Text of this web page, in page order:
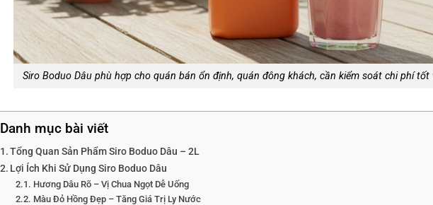
Siro Boduo Dâu phù hợp cho quán bán ổn định, quán đông khách, cần kiểm soát chi phí
Danh mục bài viết
Tổng Quan Sản Phẩm Siro Boduo Dâu – 2L
Lợi Ích Khi Sử Dụng Siro Boduo Dâu
Hương Dâu Rõ – Vị Chua Ngọt Dễ Uống
Màu Đỏ Hồng Đẹp – Tăng Giá Trị Ly Nước